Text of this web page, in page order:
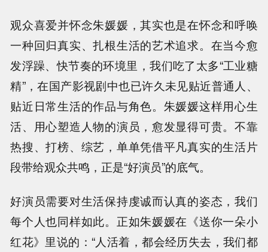
观众喜爱并怀念朱媛媛，其实也是在怀念和呼唤
一种回归真实、扎根生活的艺术追求。在当今愈
发浮躁、快节奏的环境里，我们吃了太多“工业糖
精”，在国产影视剧中也已许久未见贴近普通人、
贴近日常生活的作品与角色。朱媛媛这样用心生
活、用心塑造人物的演员，愈发显得可贵。不靠
热搜、打榜、综艺，单单凭借平凡真实的生活片
段带给观众共鸣，正是“好演员”的底气。
好演员需要对生活保持虔诚而认真的姿态，我们
每个人也同样如此。正如朱媛媛在《送你一朵小
红花》里说的：“人活着，都会经历失去，我们都